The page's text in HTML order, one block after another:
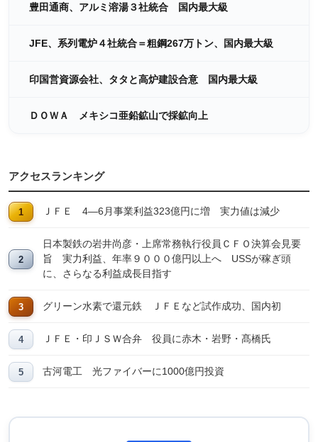
豊田通商、アルミ溶湯３社統合 国内最大級
JFE、系列電炉４社統合＝粗鋼267万トン、国内最大級
印国営資源会社、タタと高炉建設合意 国内最大級
ＤＯＷＡ メキシコ亜鉛鉱山で採鉱向上
アクセスランキング
ＪＦＥ 4―6月事業利益323億円に増 実力値は減少
日本製鉄の岩井尚彦・上席常務執行役員ＣＦＯ決算会見要
旨 実力利益、年率９０００億円以上へ USSが稼ぎ頭
に、さらなる利益成長目指す
グリーン水素で還元鉄 ＪＦＥなど試作成功、国内初
ＪＦＥ・印ＪＳＷ合弁 役員に赤木・岩野・髙橋氏
古河電工 光ファイバーに1000億円投資